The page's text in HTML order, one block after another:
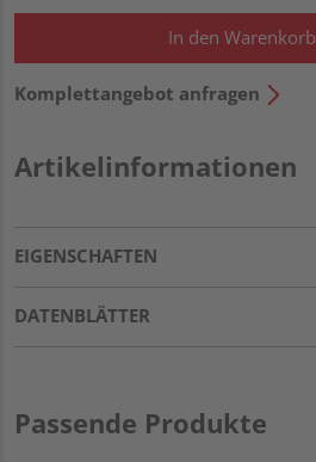
In den Warenkorb
Komplettangebot anfragen
Artikelinformationen
EIGENSCHAFTEN
DATENBLÄTTER
Passende Produkte